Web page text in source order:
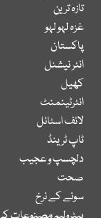
تازہ ترین
غزہ لہو لہو
پاکستان
انٹر نیشنل
کھیل
انٹرٹینمنٹ
لائف اسٹائل
ٹاپ ٹرینڈ
دلچسپ و عجیب
صحت
سونے کے نرخ